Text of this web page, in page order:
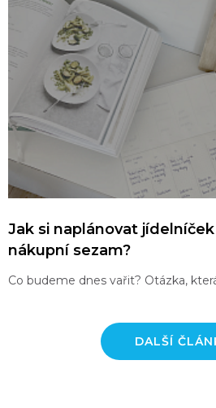
Jak si naplánovat
nákupní sezam?
Co budeme dnes vařit? Otázka,
DALŠÍ